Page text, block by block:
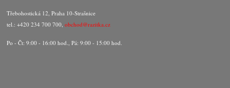
Třebohostická 12, Praha 10-Strašnice
tel.: +420 234 700 700,obchod@razitka.cz
Po - Čt: 9:00 - 16:00 hod., Pá: 9:00 - 15:00 hod.